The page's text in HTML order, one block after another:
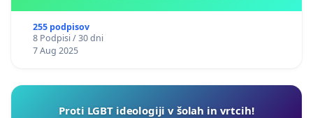
255 podpisov
8 Podpisi / 30 dni
7 Aug 2025
Proti LGBT ideologiji v šolah in vrtcih!